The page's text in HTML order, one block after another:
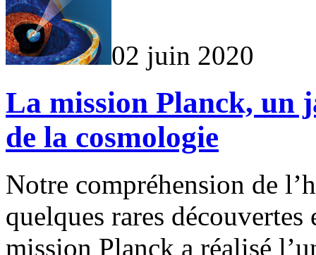
02 juin 2020
La mission Planck, un
de la cosmologie
Notre compréhension de
quelques rares
mission Planck a réalisé